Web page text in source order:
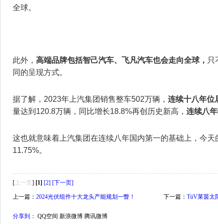
全球。
此外， 高端品牌包括智己汽车、飞凡汽车也会走向全球， 只
同的呈现方式。
据了解，2023年上汽集团销售整车502万辆， 连续十八年位
量达到120.8万辆，同比增长18.8%再创历史新高， 连续八
这也就意味着上汽集团在连续八年国内第一的基础上，今
11.75%。
[ 上一页] [1] [2] [下一页]
上一篇： 2024光伏组件十大龙头产能规划一瞥！ 下一篇： TüV莱茵太
分享到： QQ空间 新浪微博 腾讯微博